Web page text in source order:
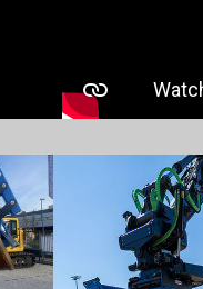
Show larger version